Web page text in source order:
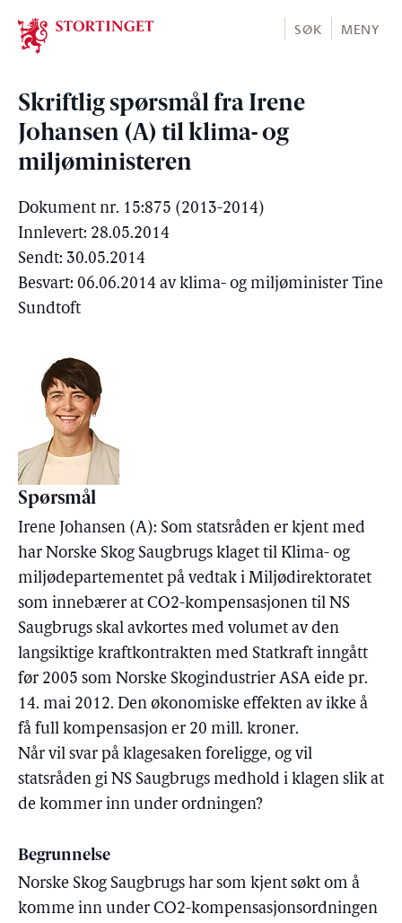
Stortinget.no
SØK MENY
Skriftlig spørsmål fra Irene
Johansen (A) til klima- og
miljøministeren
Dokument nr. 15:875 (2013-2014)
Innlevert: 28.05.2014
Sendt: 30.05.2014
Besvart: 06.06.2014 av klima- og miljøminister Tine
Sundtoft
Spørsmål
Irene Johansen (A): Som statsråden er kjent med
har Norske Skog Saugbrugs klaget til Klima- og
miljødepartementet på vedtak i Miljødirektoratet
som innebærer at CO2-kompensasjonen til NS
Saugbrugs skal avkortes med volumet av den
langsiktige kraftkontrakten med Statkraft inngått
før 2005 som Norske Skogindustrier ASA eide pr.
14. mai 2012. Den økonomiske effekten av ikke å
få full kompensasjon er 20 mill. kroner.
Når vil svar på klagesaken foreligge, og vil
statsråden gi NS Saugbrugs medhold i klagen slik at
de kommer inn under ordningen?
Begrunnelse
Norske Skog Saugbrugs har som kjent søkt om å
komme inn under CO2-kompensasjonsordningen